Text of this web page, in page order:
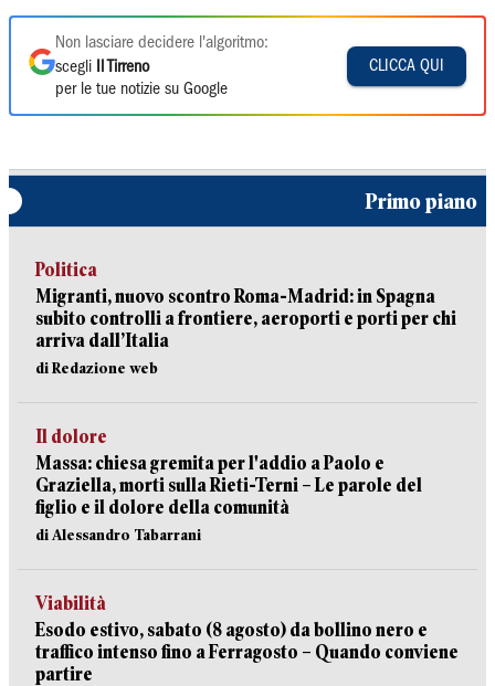
Non lasciare decidere l'algoritmo:
scegli
Il Tirreno
per le tue notizie su Google
CLICCA QUI
Primo piano
Politica
Migranti, nuovo scontro Roma-Madrid: in Spagna
subito controlli a frontiere, aeroporti e porti per chi
arriva dall’Italia
di Redazione web
Il dolore
Massa: chiesa gremita per l'addio a Paolo e
Graziella, morti sulla Rieti-Terni – Le parole del
figlio e il dolore della comunità
di Alessandro Tabarrani
Viabilità
Esodo estivo, sabato (8 agosto) da bollino nero e
traffico intenso fino a Ferragosto – Quando conviene
partire